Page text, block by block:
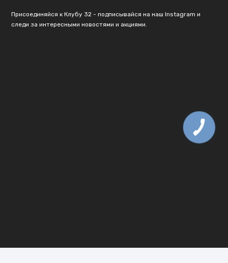
Присоединяйся к Клубу 32 - подписывайся на наш Instagram и
следи за интересными новостями и акциями.
КНОПКА
ЗВ'ЯЗКУ